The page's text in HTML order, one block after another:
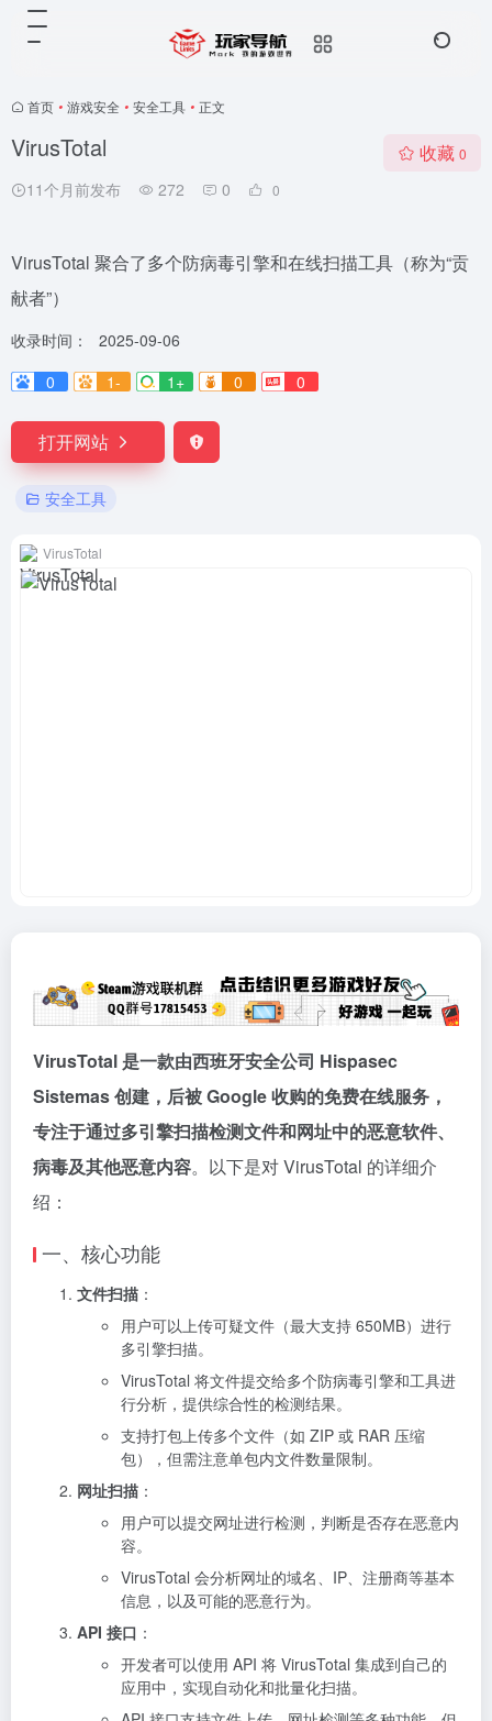
首页 • 游戏安全 • 安全工具 • 正文
VirusTotal
11个月前发布 272 0 0
收藏 0
VirusTotal 聚合了多个防病毒引擎和在线扫描工具（称为“贡
献者”）
收录时间：
2025-09-06
0
1- 1+ 0 0
打开网站
安全工具
VirusTotal
VirusTotal 是一款由西班牙安全公司 Hispasec
Sistemas 创建，后被 Google 收购的免费在线服务，
专注于通过多引擎扫描检测文件和网址中的恶意软件、
病毒及其他恶意内容。以下是对 VirusTotal 的详细介
绍：
一、核心功能
文件扫描 ：
用户可以上传可疑文件（最大支持 650MB）进行
多引擎扫描。
VirusTotal 将文件提交给多个防病毒引擎和工具进
行分析，提供综合性的检测结果。
支持打包上传多个文件（如 ZIP 或 RAR 压缩
包），但需注意单包内文件数量限制。
网址扫描 ：
用户可以提交网址进行检测，判断是否存在恶意内
容。
VirusTotal 会分析网址的域名、IP、注册商等基本
信息，以及可能的恶意行为。
API 接口 ：
开发者可以使用 API 将 VirusTotal 集成到自己的
应用中，实现自动化和批量化扫描。